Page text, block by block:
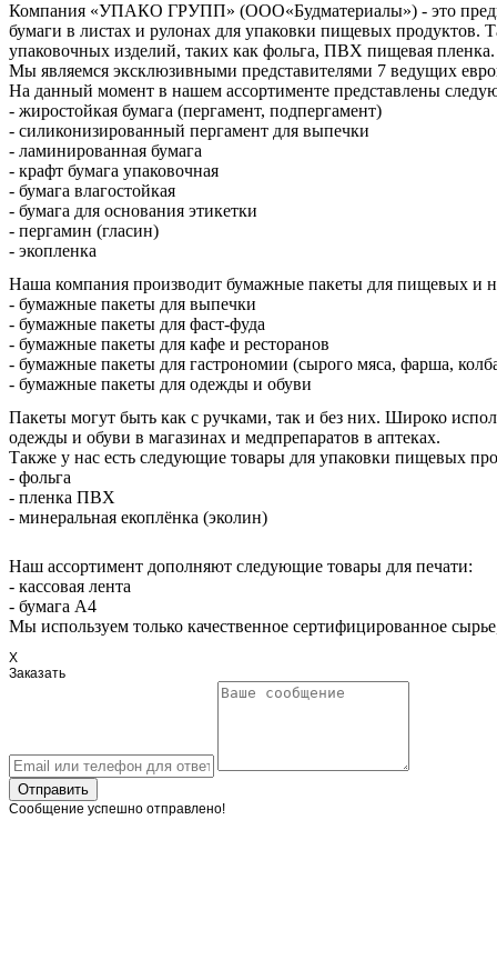
Компания «УПАКО ГРУПП» (ООО«Будматериалы») - это
бумаги в листах и рулонах для упаковки пищевых продуктов.
упаковочных изделий, таких как фольга, ПВХ пищевая пленка.
Мы являемся эксклюзивными представителями 7 ведущих
На данный момент в нашем ассортименте представлены
- жиростойкая бумага (пергамент, подпергамент)
- силиконизированный пергамент для выпечки
- ламинированная бумага
- крафт бумага упаковочная
- бумага влагостойкая
- бумага для основания этикетки
- пергамин (гласин)
- экопленка
Наша компания производит бумажные пакеты для пищевых и
- бумажные пакеты для выпечки
- бумажные пакеты для фаст-фуда
- бумажные пакеты для кафе и ресторанов
- бумажные пакеты для гастрономии (сырого мяса, фарша,
- бумажные пакеты для одежды и обуви
Пакеты могут быть как с ручками, так и без них. Широко
одежды и обуви в магазинах и медпрепаратов в аптеках.
Также у нас есть следующие товары для упаковки пищевых
- фольга
- пленка ПВХ
- минеральная екоплёнка (эколин)
Наш ассортимент дополняют следующие товары для печати:
- кассовая лента
- бумага А4
Мы используем только качественное сертифицированное
X
Заказать
Отправить
Сообщение успешно отправлено!